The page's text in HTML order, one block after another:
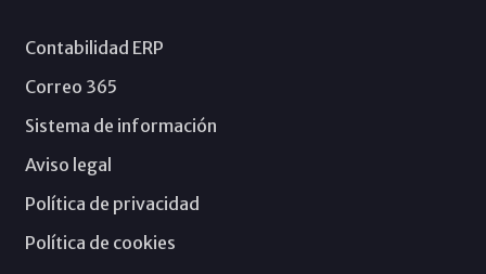
Contabilidad ERP
Correo 365
Sistema de información
Aviso legal
Política de privacidad
Política de cookies